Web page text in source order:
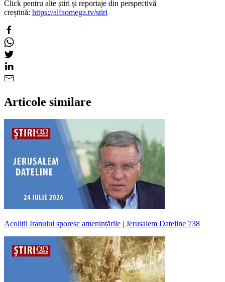
Click pentru alte știri și reportaje din perspectivă
creștină: https://alfaomega.tv/stiri
Articole similare
Acoliții Iranului sporesc amenințările | Jerusalem Dateline 738